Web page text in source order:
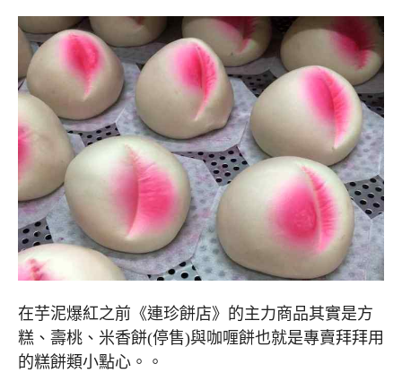
在芋泥爆紅之前《連珍餅店》的主力商品其實是方
糕、壽桃、米香餅(停售)與咖喱餅也就是專賣拜拜用
的糕餅類小點心。。